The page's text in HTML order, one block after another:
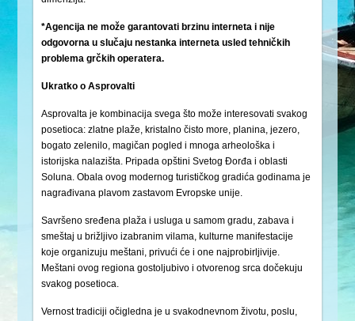
*Agencija ne može garantovati brzinu interneta i nije
odgovorna u slučaju nestanka interneta usled tehničkih
problema grčkih operatera.
Ukratko o Asprovalti
Asprovalta je kombinacija svega što može interesovati svakog
posetioca: zlatne plaže, kristalno čisto more, planina, jezero,
bogato zelenilo, magičan pogled i mnoga arheološka i
istorijska nalazišta. Pripada opštini Svetog Đorđa i oblasti
Soluna. Obala ovog modernog turističkog gradića godinama je
nagrađivana plavom zastavom Evropske unije.
Savršeno sređena plaža i usluga u samom gradu, zabava i
smeštaj u brižljivo izabranim vilama, kulturne manifestacije
koje organizuju meštani, privući će i one najprobirljivije.
Meštani ovog regiona gostoljubivo i otvorenog srca dočekuju
svakog posetioca.
Vernost tradiciji očigledna je u svakodnevnom životu, poslu,